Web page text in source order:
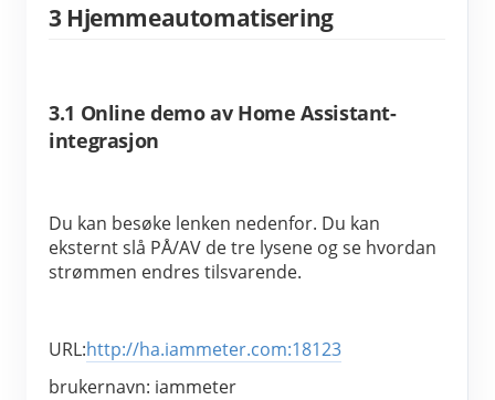
3 Hjemmeautomatisering
3.1 Online demo av Home Assistant-
integrasjon
Du kan besøke lenken nedenfor. Du kan
eksternt slå PÅ/AV de tre lysene og se hvordan
strømmen endres tilsvarende.
URL:http://ha.iammeter.com:18123
brukernavn: iammeter